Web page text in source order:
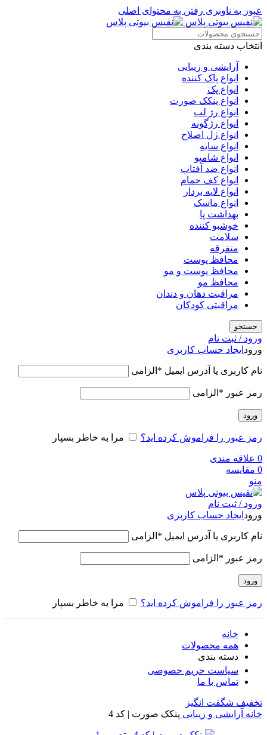
عبور به ناوبری رفتن به محتوای اصلی
انتخاب دسته بندی
آرایشی و زیبایی
انواع پاک کننده
انواع پک
انواع پنکک صورت
انواع رژ لب
انواع رژگونه
انواع ژل اصلاح
انواع سایه
انواع شامپو
انواع ضد آفتاب
انواع کف حمام
انواع لایه بردار
انواع ماسک
بهداشت پا
خوشبو کننده
سلامت
متفرقه
محافظ پوست
محافظ پوست و مو
محافظ مو
مراقبت دهان و دندان
مراقبتی کودکان
جستجو
ورود / ثبت نام
ورود ایجاد حساب کاربری
نام کاربری یا آدرس ایمیل * الزامی
رمز عبور * الزامی
ورود
رمز عبور را فراموش کرده اید؟ مرا به خاطر بسپار
0 علاقه مندی
0 مقایسه
منو
ورود / ثبت نام
ورود ایجاد حساب کاربری
نام کاربری یا آدرس ایمیل * الزامی
رمز عبور * الزامی
ورود
رمز عبور را فراموش کرده اید؟ مرا به خاطر بسپار
خانه
همه محصولات
دسته بندی
سیاست حریم خصوصی
تماس با ما
تخفیف شگفت انگیز
خانه آرایشی و زیبایی پنکک صورت | کد 4